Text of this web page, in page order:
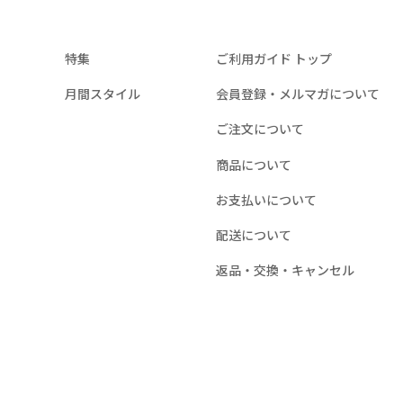
特集
月間スタイル
ご利用ガイド トップ
会員登録・メルマガについて
ご注文について
商品について
お支払いについて
配送について
返品・交換・キャンセル